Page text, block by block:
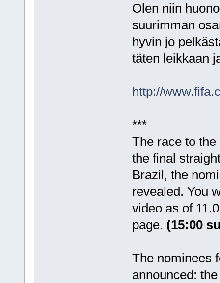
Olen niin
suurimman
hyvin jo
täten leikkaan
http://
***
The race to the
the final
Brazil, the
revealed. You
video as of
page. (15:00
The nominees
announced: